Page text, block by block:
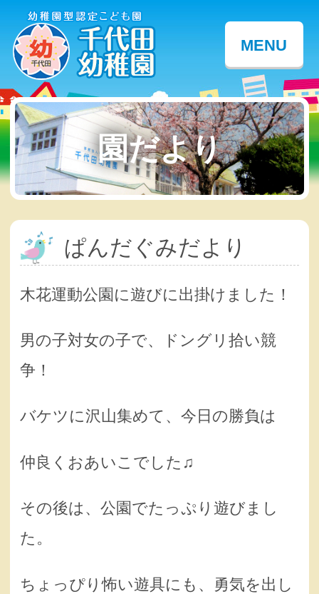
MENU
園だより
ぱんだぐみだより
木花運動公園に遊びに出掛けました！
男の子対女の子で、ドングリ拾い競
争！
バケツに沢山集めて、今日の勝負は
仲良くおあいこでした♫
その後は、公園でたっぷり遊びまし
た。
ちょっぴり怖い遊具にも、勇気を出し